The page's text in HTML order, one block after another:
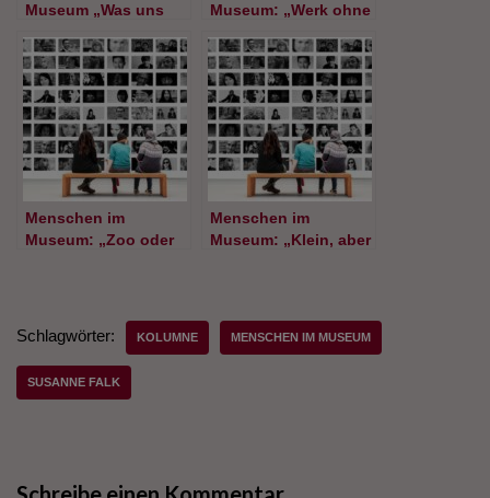
Museum „Was uns
Museum: „Werk ohne
Menschen im
Museum: „Zoo oder
Menschen im
Museum: „Klein, aber
Schlagwörter: KOLUMNE MENSCHEN IM MUSEUM
SUSANNE FALK